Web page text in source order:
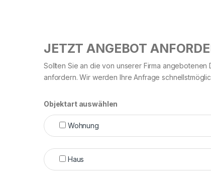
JETZT ANGEBOT
Sollten Sie an die von unserer Firma
anfordern. Wir werden Ihre Anfrage
Objektart auswählen
Wohnung
Haus